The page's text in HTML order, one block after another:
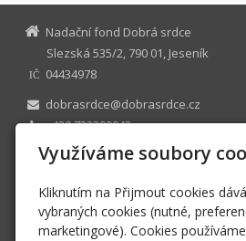
Nadační fond Dobrá srdce
Slezská 535/2, 790 01, Jeseník
IČ
04434978
dobrasrdce@dobrasrdce.cz
+420 732390042
Facebook
Instagram
Twitter
TripAdvisor
N 1211 vedená u Krajského soudu v
Využíváme soubory
Kliknutím na Přijmout cookies
vybraných cookies (nutné,
marketingové). Cookies